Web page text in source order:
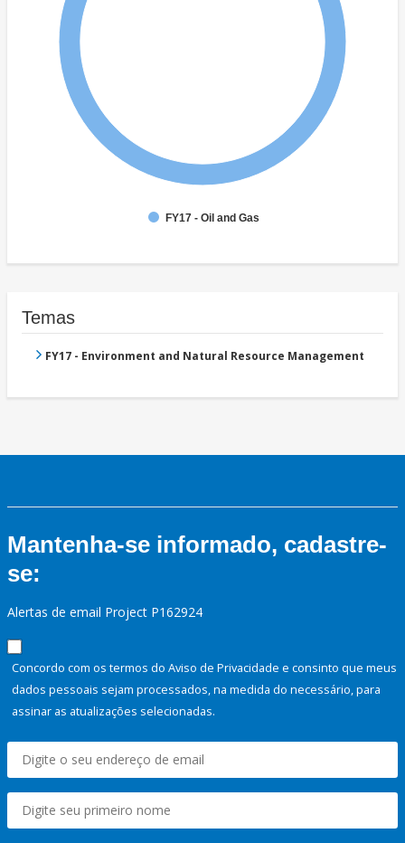
FY17 - Oil and Gas
Temas
FY17 - Environment and Natural Resource Management
Mantenha-se informado, cadastre-
se:
Alertas de email Project P162924
Concordo com os termos do Aviso de Privacidade e consinto que meus
dados pessoais sejam processados, na medida do necessário, para
assinar as atualizações selecionadas.